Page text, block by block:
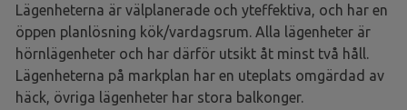
Lägenheterna är välplanerade och yteffektiva, och har en
öppen planlösning kök/vardagsrum. Alla lägenheter är
hörnlägenheter och har därför utsikt åt minst två håll.
Lägenheterna på markplan har en uteplats omgärdad av
häck, övriga lägenheter har stora balkonger.